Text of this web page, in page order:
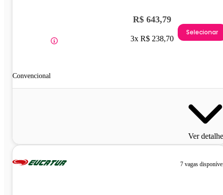
Convencional
R$ 643,79
3x R$ 238,70
Selecionar
Ver
7 vagas